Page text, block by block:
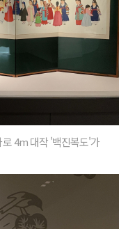
4m 대작 '백진복도'가